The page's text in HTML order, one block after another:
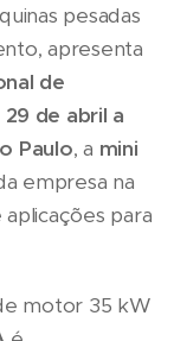
pesadas
apresenta
de
29 de abril a
Paulo, a mini
empresa na
para
motor 35 kW